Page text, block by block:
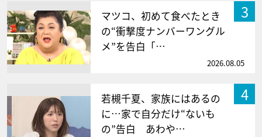
3
マツコ、初めて食べたとき
の“衝撃度ナンバーワングル
メ”を告白「…
2026.08.05
4
若槻千夏、家族にはあるの
に…家で自分だけ“ないも
の”告白 あわや…